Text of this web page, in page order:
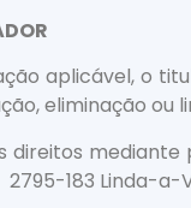
aplicável, o
eliminação
direitos mediante
183 Linda-